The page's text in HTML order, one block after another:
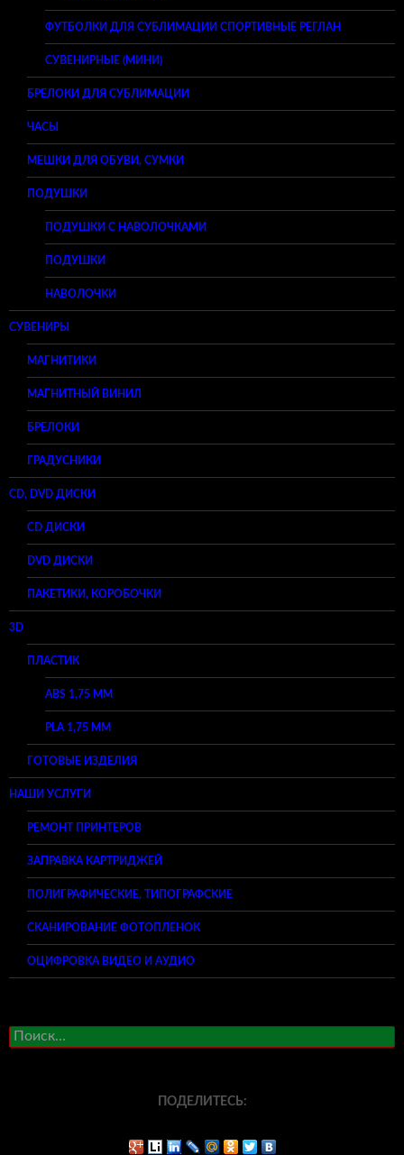
ФУТБОЛКИ ДЛЯ СУБЛИМАЦИИ СПОРТИВНЫЕ РЕГЛАН
СУВЕНИРНЫЕ (МИНИ)
БРЕЛОКИ ДЛЯ СУБЛИМАЦИИ
ЧАСЫ
МЕШКИ ДЛЯ ОБУВИ, СУМКИ
ПОДУШКИ
ПОДУШКИ С НАВОЛОЧКАМИ
ПОДУШКИ
НАВОЛОЧКИ
СУВЕНИРЫ
МАГНИТИКИ
МАГНИТНЫЙ ВИНИЛ
БРЕЛОКИ
ГРАДУСНИКИ
CD, DVD ДИСКИ
CD ДИСКИ
DVD ДИСКИ
ПАКЕТИКИ, КОРОБОЧКИ
3D
ПЛАСТИК
ABS 1,75 ММ
PLA 1,75 ММ
ГОТОВЫЕ ИЗДЕЛИЯ
НАШИ УСЛУГИ
РЕМОНТ ПРИНТЕРОВ
ЗАПРАВКА КАРТРИДЖЕЙ
ПОЛИГРАФИЧЕСКИЕ, ТИПОГРАФСКИЕ
СКАНИРОВАНИЕ ФОТОПЛЕНОК
ОЦИФРОВКА ВИДЕО И АУДИО
Найти:
ПОДЕЛИТЕСЬ: